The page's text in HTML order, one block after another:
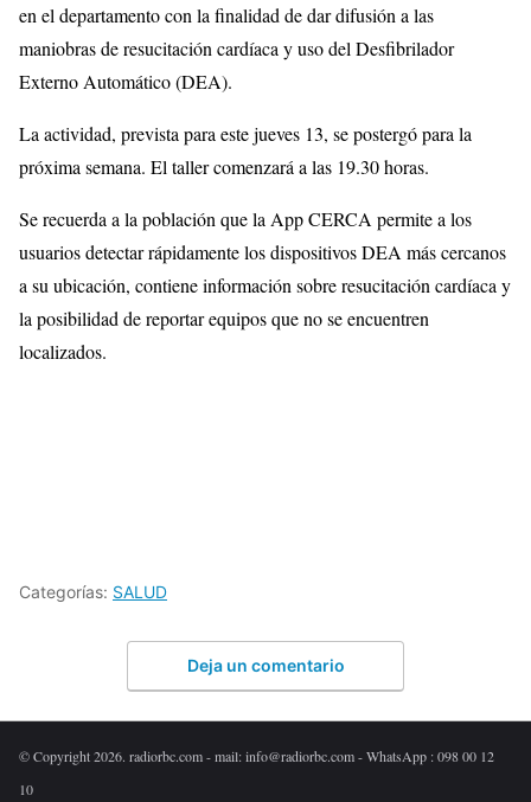
en el departamento con la finalidad de dar difusión a las
maniobras de resucitación cardíaca y uso del Desfibrilador
Externo Automático (DEA).
La actividad, prevista para este jueves 13, se postergó para la
próxima semana. El taller comenzará a las 19.30 horas.
Se recuerda a la población que la App CERCA permite a los
usuarios detectar rápidamente los dispositivos DEA más cercanos
a su ubicación, contiene información sobre resucitación cardíaca y
la posibilidad de reportar equipos que no se encuentren
localizados.
Categorías: SALUD
Deja un comentario
© Copyright 2026. radiorbc.com - mail: info@radiorbc.com - WhatsApp : 098 00 12
10